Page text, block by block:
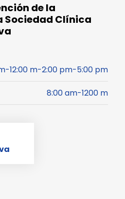
de la
Sociedad Clínica
12:00 m-2:00 pm-5:00 pm
8:00 am-1200 m